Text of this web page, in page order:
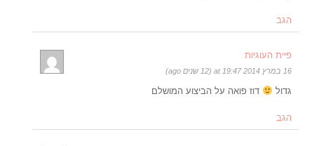
הגב
פיית העוגיות
16 במרץ 2014 at 19:47 (12 שנים ago)
גדול דוז פואה על הביצוע המושלם
הגב